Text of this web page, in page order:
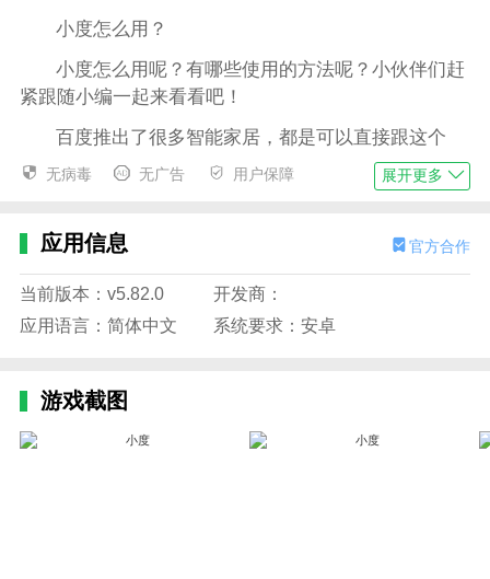
小度怎么用？
小度怎么用呢？有哪些使用的方法呢？小伙伴们赶
紧跟随小编一起来看看吧！
百度推出了很多智能家居，都是可以直接跟这个
APP联网声控的。
要的操作，这样小度就可以帮我们完成这些操作啦！
我们也可以点击【我的】，选择添加设备，可以添
加自己关联的设备。
可以添加的设备有很多，不只是百度的产品哦！小
小度和小度在家app有什么区别？
小度跟小度在家app有什么区别呢？其实区别不
无病毒 无广告 用户保障 展开更多
应用信息 官方合作
当前版本：v5.82.0
开发商：
应用语言：简体中文
系统要求：安卓
游戏截图